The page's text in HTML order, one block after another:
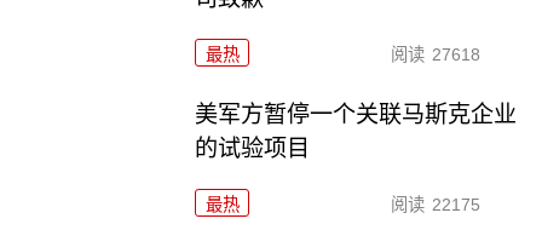
最热 阅读 27618
美军方暂停一个关联马斯克企业
的试验项目
最热 阅读 22175